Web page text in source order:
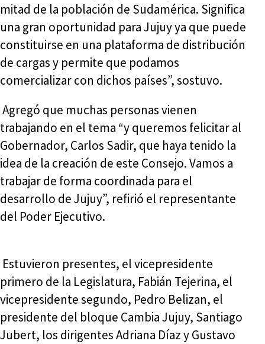
mitad de la población de Sudamérica. Significa
una gran oportunidad para Jujuy ya que puede
constituirse en una plataforma de distribución
de cargas y permite que podamos
comercializar con dichos países”, sostuvo.
Agregó que muchas personas vienen
trabajando en el tema “y queremos felicitar al
Gobernador, Carlos Sadir, que haya tenido la
idea de la creación de este Consejo. Vamos a
trabajar de forma coordinada para el
desarrollo de Jujuy”, refirió el representante
del Poder Ejecutivo.
Estuvieron presentes, el vicepresidente
primero de la Legislatura, Fabián Tejerina, el
vicepresidente segundo, Pedro Belizan, el
presidente del bloque Cambia Jujuy, Santiago
Jubert, los dirigentes Adriana Díaz y Gustavo